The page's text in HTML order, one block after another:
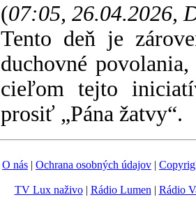
(07:05, 26.04.2026,
Tento deň je
duchovné
cieľom tejto
prosiť „Pána žatvy“.
O nás | Ochrana osobných údajov |
TV Lux naživo| Rádio Lumen | Rádio